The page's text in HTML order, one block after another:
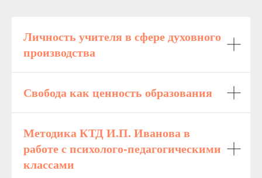
Личность учителя в сфере духовного
производства
Свобода как ценность образования
Методика КТД И.П. Иванова в
работе с психолого-педагогическими
классами